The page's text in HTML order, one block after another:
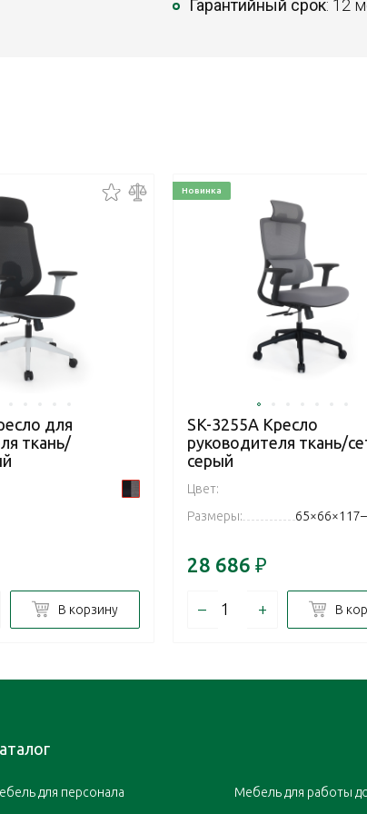
Гарантийный срок: 12
для
ткань/
В корзину
Новинка
SK-3255A Кресло
руководителя ткань/
серый
Цвет:
Размеры:
28 686 ₽
– + В
для персонала Мебель для работы